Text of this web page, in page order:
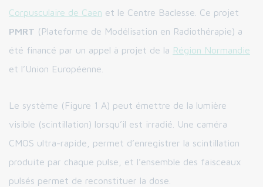
Corpusculaire de Caen et le Centre Baclesse. Ce projet
PMRT (Plateforme de Modélisation en Radiothérapie) a
été financé par un appel à projet de la Région Normandie
et l’Union Européenne.
Le système (Figure 1 A) peut émettre de la lumière
visible (scintillation) lorsqu’il est irradié. Une caméra
CMOS ultra-rapide, permet d’enregistrer la scintillation
produite par chaque pulse, et l’ensemble des faisceaux
pulsés permet de reconstituer la dose.